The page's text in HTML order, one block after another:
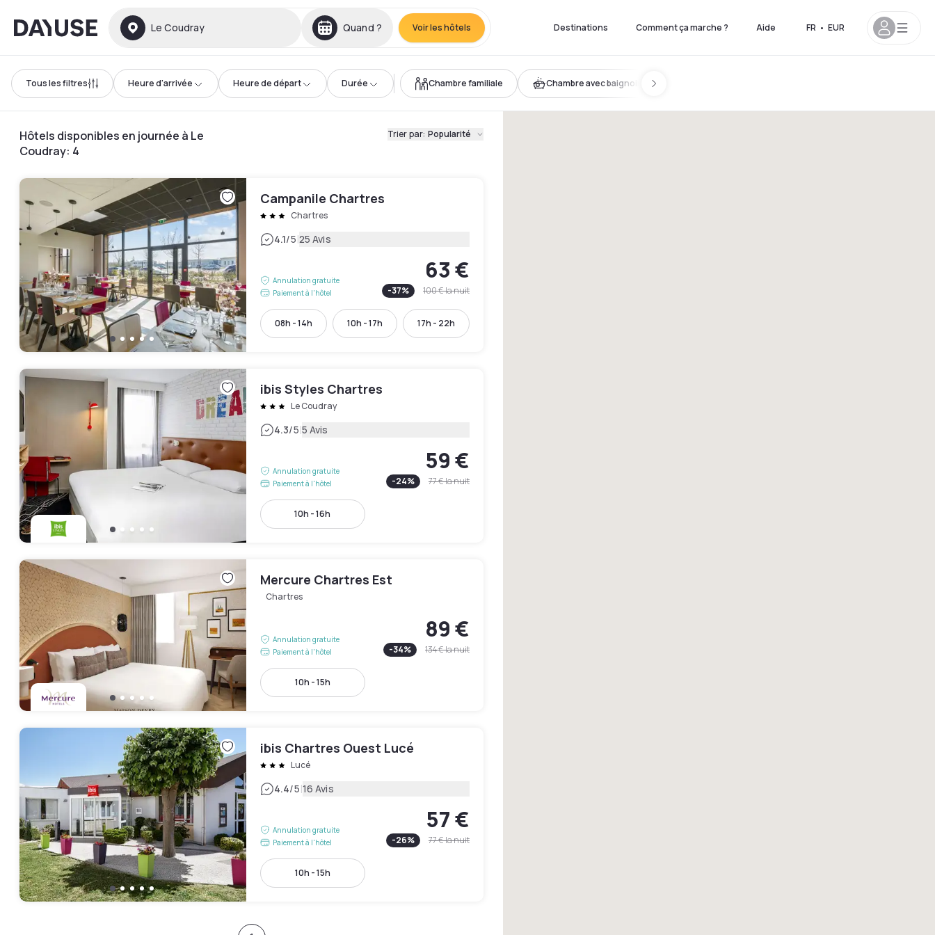
Dayuse Le Coudray Quand ? Voir les hôtels Destinations Comment ça marche ? Aide FR • EUR
Tous les filtres Heure d'arrivée Heure de départ Durée Chambre familiale Chambre avec baignoire
Hôtels disponibles en journée à Le
Coudray: 4
Trier par: Popularité
Campanile Chartres
Chartres
4.1/5|25 Avis
Annulation gratuite
Paiement à l'hôtel
63 €
-37% 100 €la nuit
08h - 14h 10h - 17h 17h - 22h
ibis Styles Chartres
Le Coudray
4.3/5|5 Avis
Annulation gratuite
Paiement à l'hôtel
59 €
-24% 77 €la nuit
10h - 16h
Mercure Chartres Est
Chartres
Annulation gratuite
Paiement à l'hôtel
89 €
-34% 134 €la nuit
10h - 15h
ibis Chartres Ouest Lucé
Lucé
4.4/5|16 Avis
Annulation gratuite
Paiement à l'hôtel
57 €
-26% 77 €la nuit
10h - 15h